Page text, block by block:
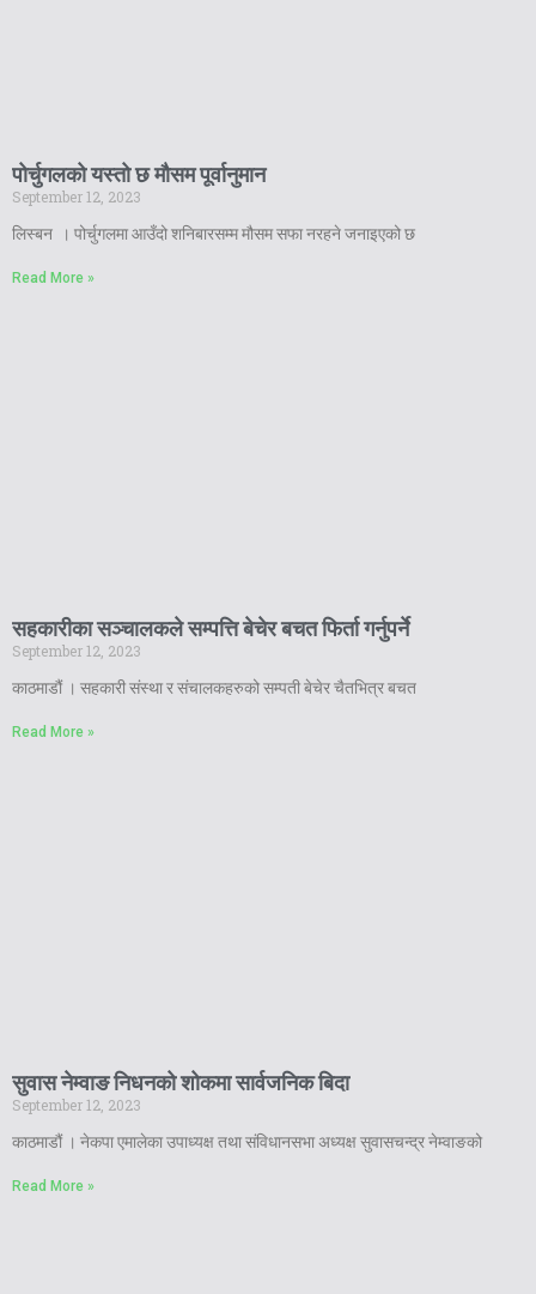
पोर्चुगलको यस्तो छ मौसम पूर्वानुमान
September 12, 2023
लिस्बन । पोर्चुगलमा आउँदो शनिबारसम्म मौसम सफा नरहने जनाइएको छ
Read More »
सहकारीका सञ्चालकले सम्पत्ति बेचेर बचत फिर्ता गर्नुपर्ने
September 12, 2023
काठमाडौं । सहकारी संस्था र संचालकहरुको सम्पती बेचेर चैतभित्र बचत
Read More »
सुवास नेम्वाङ निधनको शोकमा सार्वजनिक बिदा
September 12, 2023
काठमाडौं । नेकपा एमालेका उपाध्यक्ष तथा संविधानसभा अध्यक्ष सुवासचन्द्र नेम्वाङको
Read More »